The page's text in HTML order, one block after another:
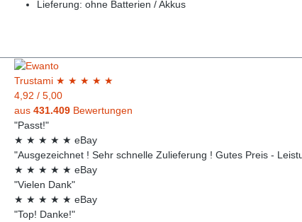
Lieferung: ohne Batterien / Akkus
Trustami ★ ★ ★ ★ ★
4,92 / 5,00
aus 431.409 Bewertungen
"Passt!"
★ ★ ★ ★ ★ eBay
"Ausgezeichnet ! Sehr schnelle Zulieferung ! Gutes Preis -
★ ★ ★ ★ ★ eBay
"Vielen Dank"
★ ★ ★ ★ ★ eBay
"Top! Danke!"